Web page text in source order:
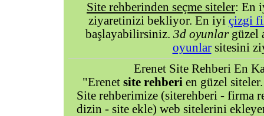
Site rehberinden seçme siteler: En
ziyaretinizi bekliyor. En iyi çizgi
başlayabilirsiniz. 3d oyunlargüzel
oyunlarsitesini
Erenet Site Rehberi En
"Erenet site rehberi en güzel
Site rehberimize (siterehberi - firma
dizin - site ekle) web sitelerini